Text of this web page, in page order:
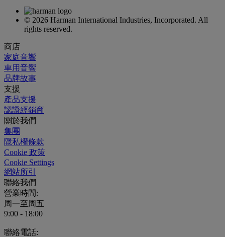
© 2026 Harman International Industries, Incorporated. All
rights reserved.
商店
家庭音響
車用音響
品牌故事
支援
產品支援
認證經銷商
關於我們
集團
隱私權條款
Cookie 政策
Cookie Settings
網站所引
聯絡我們
營業時間:
周一至周五
9:00 - 18:00
聯絡電話: